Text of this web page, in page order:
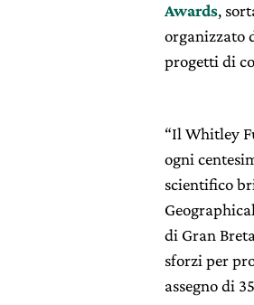
Awards,
organizzato
progetti di
“Il Whitley
ogni
scientifico
di Gran
sforzi per
assegno di